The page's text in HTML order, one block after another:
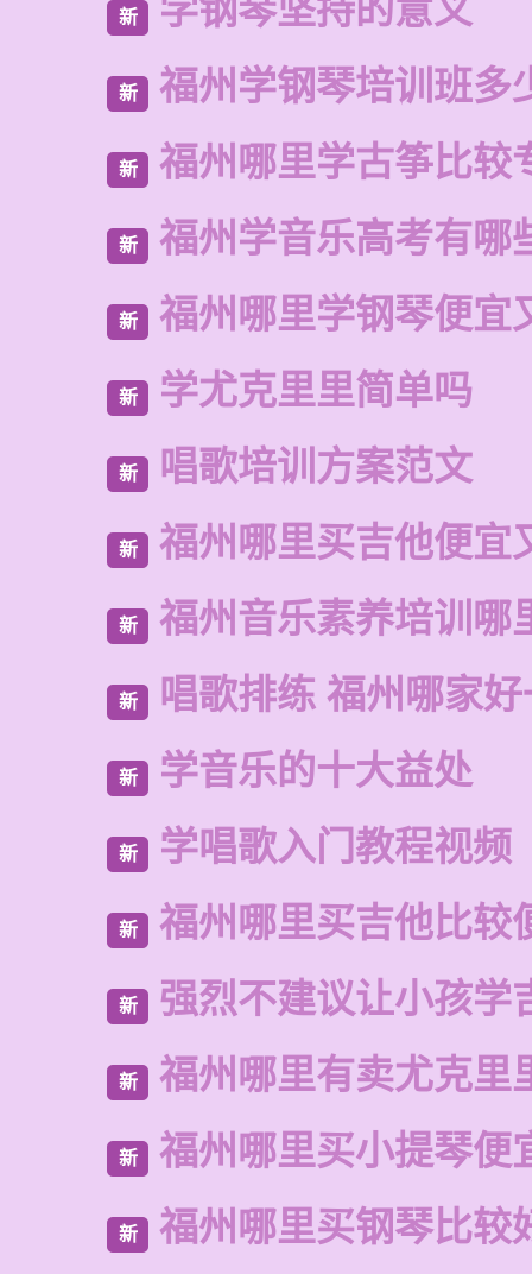
新 学钢琴坚持的意义
新 福州学钢琴培训班多
新 福州哪里学古筝比较
新 福州学音乐高考有哪
新 福州哪里学钢琴便宜
新 学尤克里里简单吗
新 唱歌培训方案范文
新 福州哪里买吉他便宜
新 福州音乐素养培训哪
新 唱歌排练 福州哪家
新 学音乐的十大益处
新 学唱歌入门教程视频
新 福州哪里买吉他比较
新 强烈不建议让小孩学
新 福州哪里有卖尤克里
新 福州哪里买小提琴便
新 福州哪里买钢琴比较